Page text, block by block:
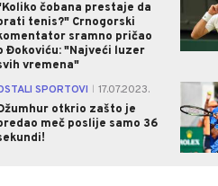
čobana prestaje da
tenis?" Crnogorski
sramno pričao
Đokoviću: "Najveći luzer
vremena"
SPORTOVI
17.07.2023.
otkrio zašto je
meč poslije samo 36